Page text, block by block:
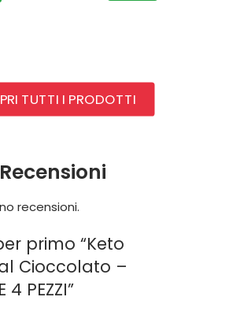
TUTTI I PRODOTTI
Recensioni
recensioni.
primo “Keto
Cioccolato –
4 PEZZI”